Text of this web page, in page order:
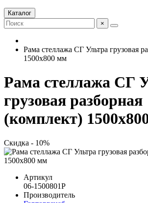
Каталог
×
Рама стеллажа СГ Ультра грузовая
1500x800 мм
Рама стеллажа СГ
грузовая разборная
(комплект)
Скидка - 10%
Артикул
06-1500801Р
Производитель